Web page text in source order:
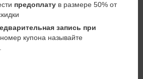
предоплату в размере 50% от
запись при
купона называйте